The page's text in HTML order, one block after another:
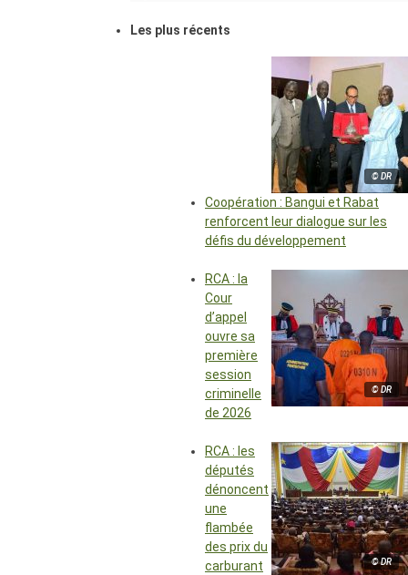
Les plus récents
© DR
Coopération : Bangui et Rabat
renforcent leur dialogue sur les
défis du développement
© DR
RCA : la
Cour
d’appel
ouvre sa
première
session
criminelle
de 2026
© DR
RCA : les
députés
dénoncent
une
flambée
des prix du
carburant